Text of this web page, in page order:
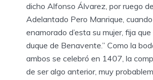
dicho Alfonso Álvarez, por ruego
Adelantado Pero Manrique,
enamorado d’esta su mujer, fija
duque de Benavente.” Como la
ambos se celebró en 1407, la
de ser algo anterior, muy